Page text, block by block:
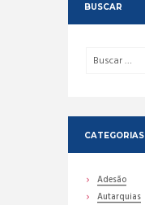
BUSCAR
CATEGORIAS
Adesão
Autarquias